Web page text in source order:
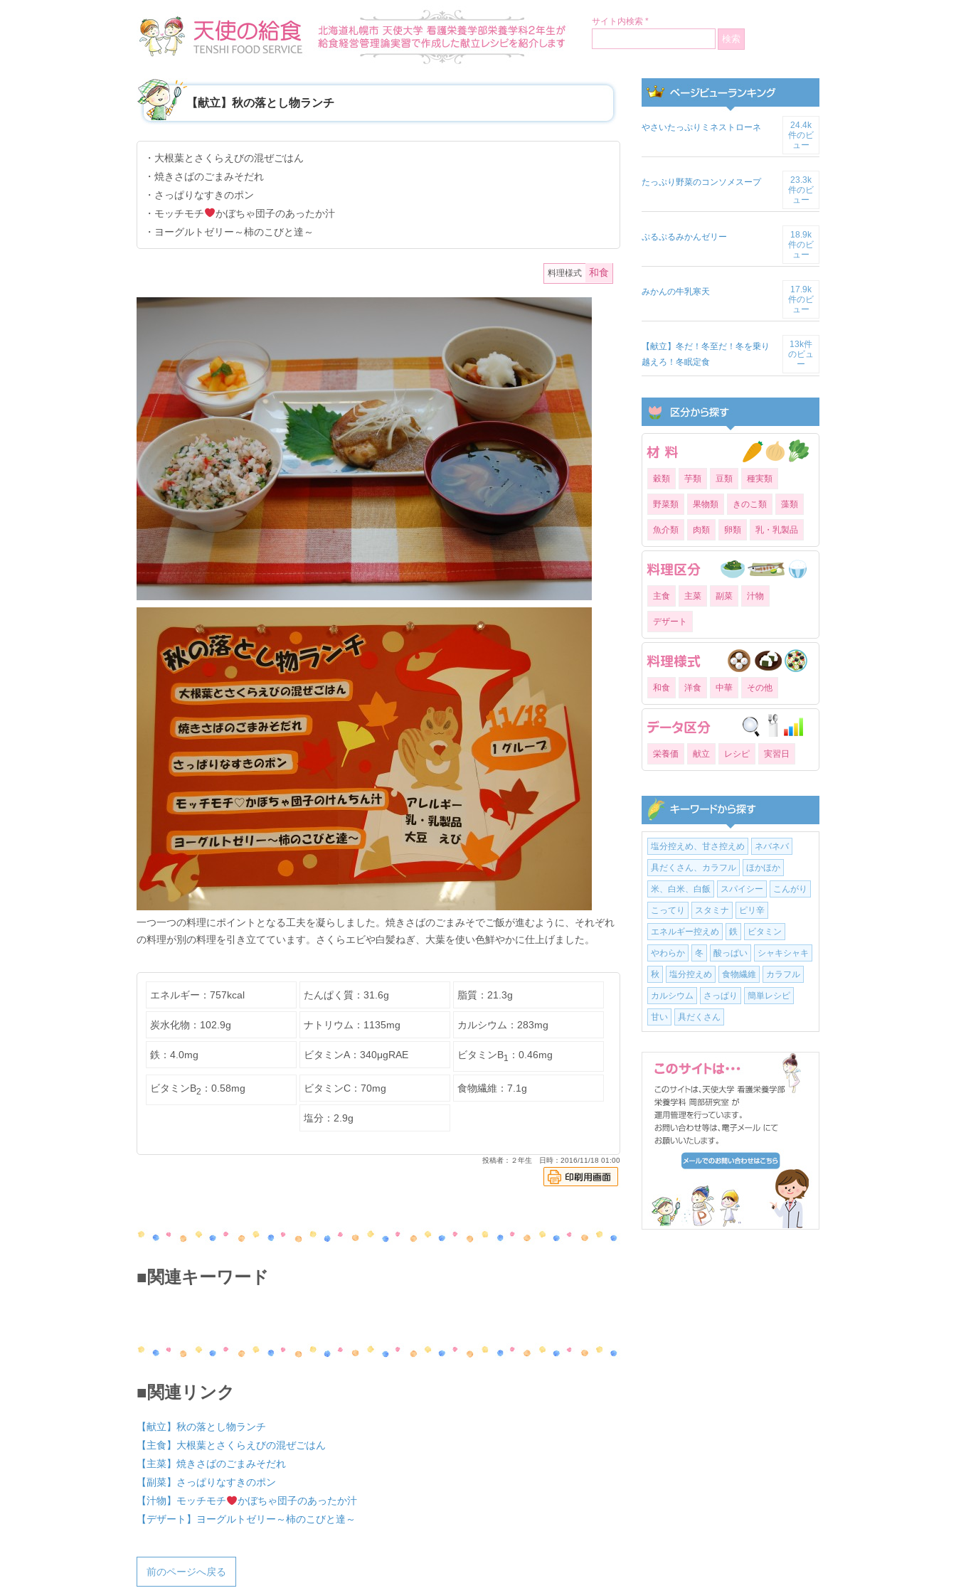
サイト内検索 *
【献立】秋の落とし物ランチ
・大根葉とさくらえびの混ぜごはん
・焼きさばのごまみそだれ
・さっぱりなすきのポン
・モッチモチ
かぼちゃ団子のあったか汁
・ヨーグルトゼリー～柿のこびと達～
料理様式 和食
一つ一つの料理にポイントとなる工夫を凝らしました。焼きさばのごまみそでご飯が進むように、それぞれ
の料理が別の料理を引き立てています。さくらエビや白髪ねぎ、大葉を使い色鮮やかに仕上げました。
エネルギー：757kcal たんぱく質：31.6g 脂質：21.3g
炭水化物：102.9g ナトリウム：1135mg カルシウム：283mg
鉄：4.0mg ビタミンA：340μgRAE ビタミンB1 ：0.46mg
ビタミンB2 ：0.58mg ビタミンC：70mg 食物繊維：7.1g
塩分：2.9g
投稿者：２年生 日時：2016/11/18 01:00
■関連キーワード
■関連リンク
【献立】秋の落とし物ランチ
【主食】大根葉とさくらえびの混ぜごはん
【主菜】焼きさばのごまみそだれ
【副菜】さっぱりなすきのポン
【汁物】モッチモチ
かぼちゃ団子のあったか汁
【デザート】ヨーグルトゼリー～柿のこびと達～
前のページへ戻る
やさいたっぷりミネストローネ
24.4k
件のビ
ュー
たっぷり野菜のコンソメスープ
23.3k
件のビ
ュー
ぷるぷるみかんゼリー
18.9k
件のビ
ュー
みかんの牛乳寒天
17.9k
件のビ
ュー
【献立】冬だ！冬至だ！冬を乗り
越えろ！冬眠定食
13k件
のビュ
ー
穀類 芋類 豆類 種実類
野菜類 果物類 きのこ類 藻類
魚介類 肉類 卵類 乳・乳製品
主食 主菜 副菜 汁物
デザート
和食 洋食 中華 その他
栄養価 献立 レシピ 実習日
塩分控えめ、甘さ控えめ ネバネバ
具だくさん、カラフル ほかほか
米、白米、白飯 スパイシー こんがり
こってり スタミナ ピリ辛
エネルギー控えめ 鉄 ビタミン
やわらか 冬 酸っぱい シャキシャキ
秋 塩分控えめ 食物繊維 カラフル
カルシウム さっぱり 簡単レシピ
甘い 具だくさん